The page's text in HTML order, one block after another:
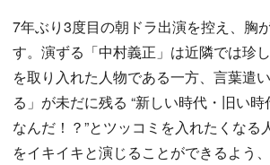
7年ぶり3度目の朝ドラ出演を控え、胸
す。演ずる「中村義正」は近隣では珍
を取り入れた人物である一方、言葉遣
る」が未だに残る “新しい時代・旧い
なんだ！？”とツッコミを入れたくなる
をイキイキと演じることができるよう